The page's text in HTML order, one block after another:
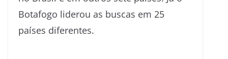
Botafogo liderou as buscas em 25
países diferentes.